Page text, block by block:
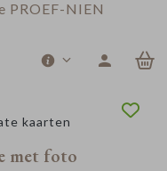
PROEF-NIEN
kaarten
met foto